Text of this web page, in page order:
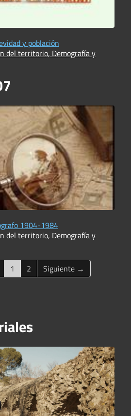
y población
del territorio, Demografía y
1904-1984
del territorio, Demografía y
1 (current)
2 Siguiente →